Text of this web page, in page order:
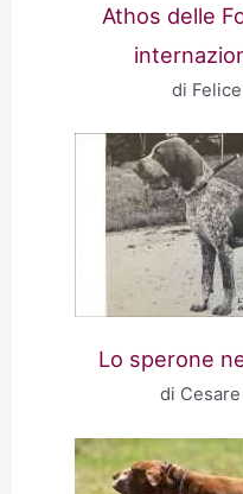
Athos delle
di
Lo sperone
di